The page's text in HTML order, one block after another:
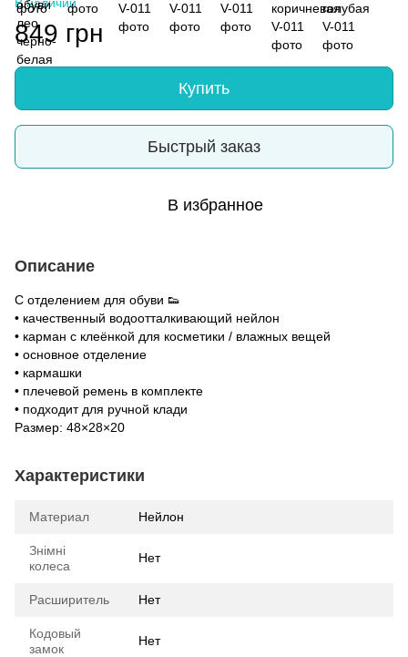
849 грн
Купить
Быстрый заказ
В избранное
Описание
С отделением для обуви 👟
• качественный водоотталкивающий нейлон
• карман с клеёнкой для косметики / влажных вещей
• основное отделение
• кармашки
• плечевой ремень в комплекте
• подходит для ручной клади
Размер: 48×28×20
Характеристики
Материал Нейлон
Знімні
колеса
Нет
Расширитель Нет
Кодовый
замок
Нет